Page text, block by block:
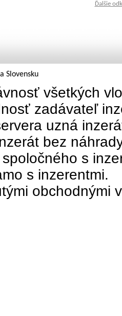
Ďalšie
Slovensku
všetkých
zadávateľ
uzná
bez
s
s inzerentmi.
obchodnými